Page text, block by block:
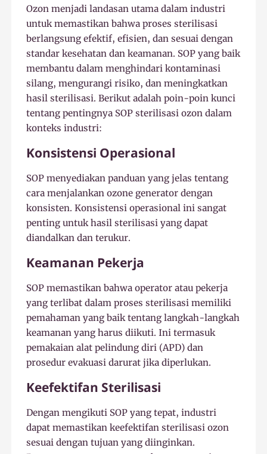
Ozon menjadi landasan utama dalam industri
untuk memastikan bahwa proses sterilisasi
berlangsung efektif, efisien, dan sesuai dengan
standar kesehatan dan keamanan. SOP yang baik
membantu dalam menghindari kontaminasi
silang, mengurangi risiko, dan meningkatkan
hasil sterilisasi. Berikut adalah poin-poin kunci
tentang pentingnya SOP sterilisasi ozon dalam
konteks industri:
Konsistensi Operasional
SOP menyediakan panduan yang jelas tentang
cara menjalankan ozone generator dengan
konsisten. Konsistensi operasional ini sangat
penting untuk hasil sterilisasi yang dapat
diandalkan dan terukur.
Keamanan Pekerja
SOP memastikan bahwa operator atau pekerja
yang terlibat dalam proses sterilisasi memiliki
pemahaman yang baik tentang langkah-langkah
keamanan yang harus diikuti. Ini termasuk
pemakaian alat pelindung diri (APD) dan
prosedur evakuasi darurat jika diperlukan.
Keefektifan Sterilisasi
Dengan mengikuti SOP yang tepat, industri
dapat memastikan keefektifan sterilisasi ozon
sesuai dengan tujuan yang diinginkan.